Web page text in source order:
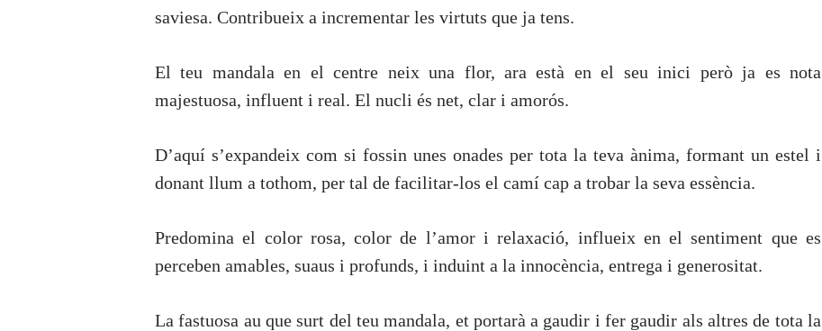
saviesa. Contribueix a incrementar les virtuts que ja tens.
El teu mandala en el centre neix una flor, ara està en el seu inici però ja es nota
majestuosa, influent i real. El nucli és net, clar i amorós.
D’aquí s’expandeix com si fossin unes onades per tota la teva ànima, formant un estel i
donant llum a tothom, per tal de facilitar-los el camí cap a trobar la seva essència.
Predomina el color rosa, color de l’amor i relaxació, influeix en el sentiment que es
perceben amables, suaus i profunds, i induint a la innocència, entrega i generositat.
La fastuosa au que surt del teu mandala, et portarà a gaudir i fer gaudir als altres de tota la